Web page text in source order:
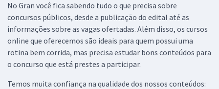
No Gran você fica sabendo tudo o que precisa sobre
concursos públicos, desde a publicação do edital até as
informações sobre as vagas ofertadas. Além disso, os cursos
online que oferecemos são ideais para quem possui uma
rotina bem corrida, mas precisa estudar bons conteúdos para
o concurso que está prestes a participar.
Temos muita confiança na qualidade dos nossos conteúdos: